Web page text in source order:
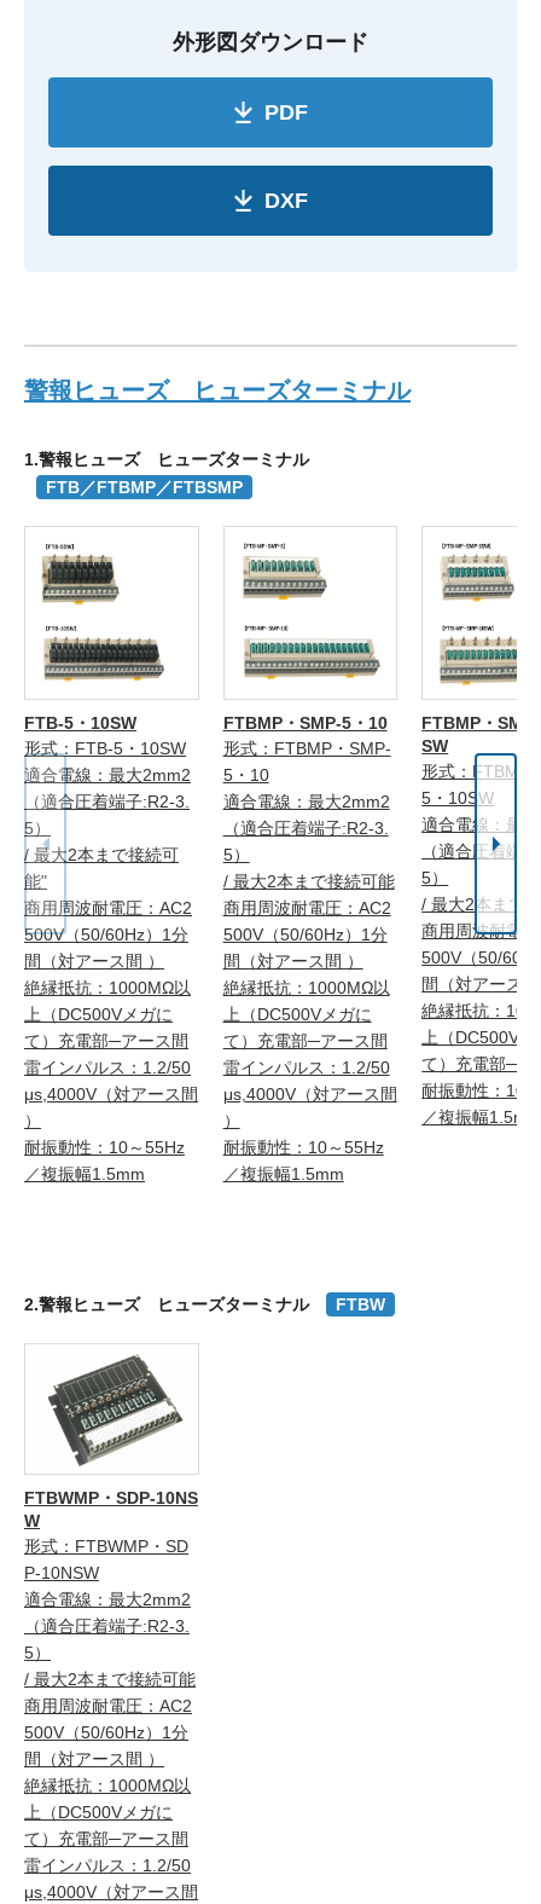
外形図ダウンロード
PDF
DXF
警報ヒューズ ヒューズターミナル
1.警報ヒューズ ヒューズターミナル
FTB／FTBMP／FTBSMP
FTB-5・10SW
形式：FTB-5・10SW
適合電線：最大2mm2
（適合圧着端子:R2-3.
5）
/ 最大2本まで接続可
能"
商用周波耐電圧：AC2
500V（50/60Hz）1分
間（対アース間 ）
絶縁抵抗：1000MΩ以
上（DC500Vメガに
て）充電部─アース間
雷インパルス：1.2/50
μs,4000V（対アース間
）
耐振動性：10～55Hz
／複振幅1.5mm
FTBMP・SMP-5・10
形式：FTBMP・SMP-
5・10
適合電線：最大2mm2
（適合圧着端子:R2-3.
5）
/ 最大2本まで接続可能
商用周波耐電圧：AC2
500V（50/60Hz）1分
間（対アース間 ）
絶縁抵抗：1000MΩ以
上（DC500Vメガに
て）充電部─アース間
雷インパルス：1.2/50
μs,4000V（対アース間
）
耐振動性：10～55Hz
／複振幅1.5mm
FTBMP・
SW
形式：FTBMP
5・10SW
適合電線：最
（適合圧着端
5）
/ 最大2本まで
商用周波耐電
500V（50/
間（対アース
絶縁抵抗：
上（DC500Vメ
て）充電部─ア
耐振動性：10
／複振幅
2.警報ヒューズ ヒューズターミナル FTBW
FTBWMP・SDP-10NS
W
形式：FTBWMP・SD
P-10NSW
適合電線：最大2mm2
（適合圧着端子:R2-3.
5）
/ 最大2本まで接続可能
商用周波耐電圧：AC2
500V（50/60Hz）1分
間（対アース間 ）
絶縁抵抗：1000MΩ以
上（DC500Vメガに
て）充電部─アース間
雷インパルス：1.2/50
μs,4000V（対アース間